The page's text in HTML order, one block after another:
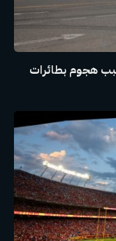
هجوم بطائرات